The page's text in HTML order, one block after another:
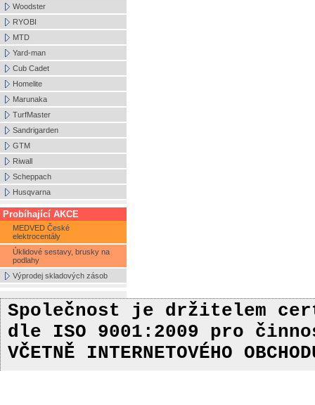
Woodster
RYOBI
MTD
Yard-man
Cub Cadet
Homelite
Marunaka
TurfMaster
Sandrigarden
GTM
Riwall
Scheppach
Husqvarna
Probíhající AKCE
MEDVED České
elektrocentály
Úklidové sestavy, brusky na
podlahy
Výprodej skladových zásob
Společnost je držitelem
dle ISO 9001:2009 pro
VČETNĚ INTERNETOVÉHO